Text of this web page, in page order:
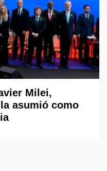
Milei,
asumió como